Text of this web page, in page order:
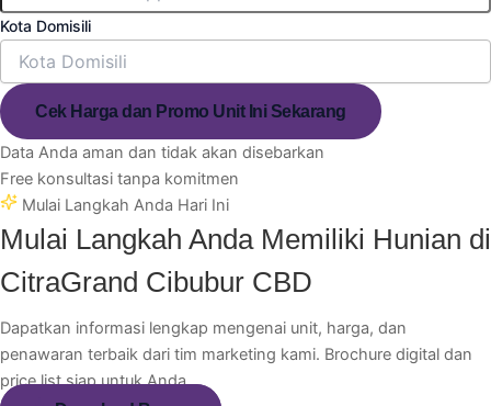
Kota Domisili
Cek Harga dan Promo Unit Ini Sekarang
Data Anda aman dan tidak akan disebarkan
Free konsultasi tanpa komitmen
Mulai Langkah Anda Hari Ini
Mulai Langkah Anda Memiliki Hunian di
CitraGrand Cibubur CBD
Dapatkan informasi lengkap mengenai unit, harga, dan
penawaran terbaik dari tim marketing kami. Brochure digital dan
price list siap untuk Anda.